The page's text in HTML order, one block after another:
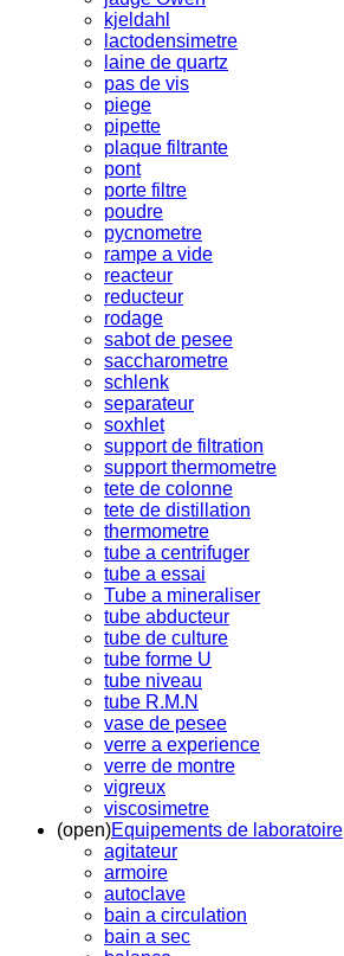
kjeldahl
lactodensimetre
laine de quartz
pas de vis
piege
pipette
plaque filtrante
pont
porte filtre
poudre
pycnometre
rampe a vide
reacteur
reducteur
rodage
sabot de pesee
saccharometre
schlenk
separateur
soxhlet
support de filtration
support thermometre
tete de colonne
tete de distillation
thermometre
tube a centrifuger
tube a essai
Tube a mineraliser
tube abducteur
tube de culture
tube forme U
tube niveau
tube R.M.N
vase de pesee
verre a experience
verre de montre
vigreux
viscosimetre
(open)Equipements de laboratoire
agitateur
armoire
autoclave
bain a circulation
bain a sec